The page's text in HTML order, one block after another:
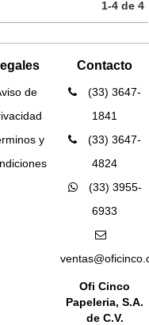
1-4 de 4
de
y
Contacto
(33) 3647-
1841
(33) 3647-
4824
(33) 3955-
6933
Ofi Cinco
Papeleria, S.A.
de C.V.